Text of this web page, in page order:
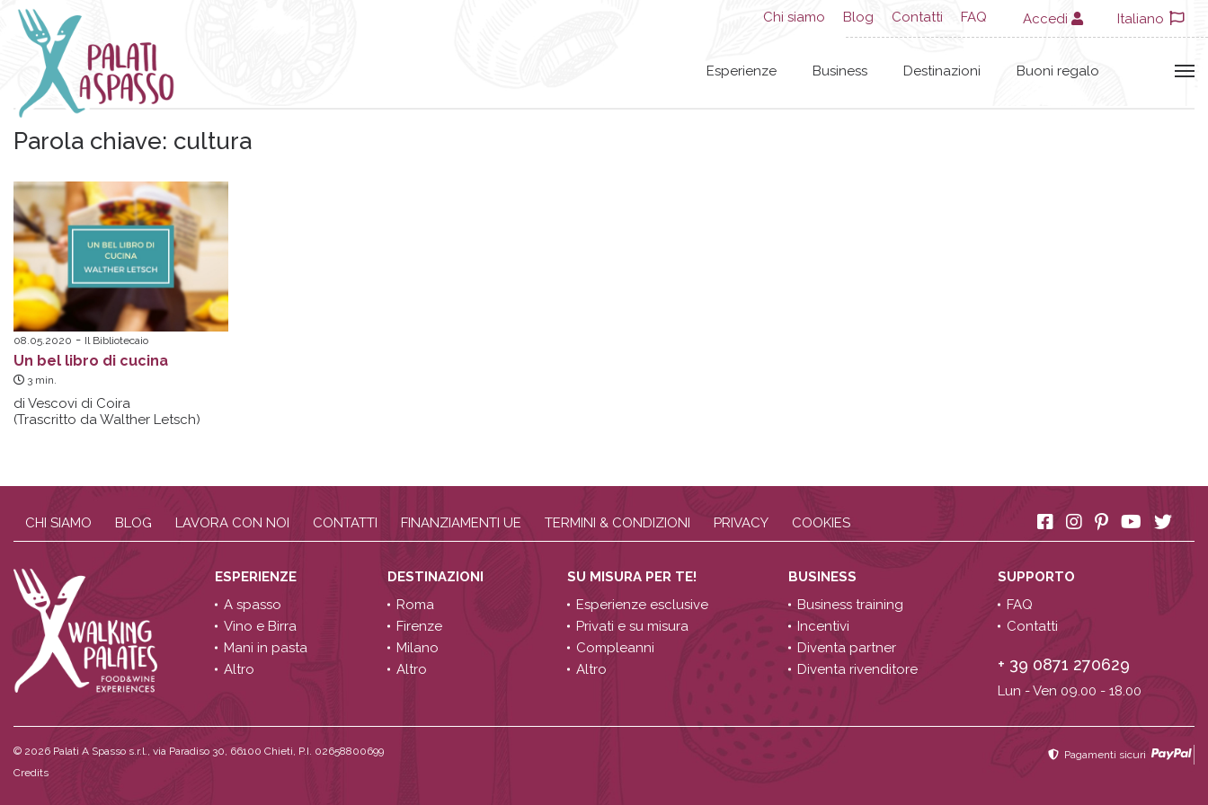
Chi siamo Blog Contatti FAQ Accedi Italiano
Esperienze Business Destinazioni Buoni regalo
Parola chiave: cultura
08.05.2020 Il Bibliotecaio
Un bel libro di cucina
3 min.
di Vescovi di Coira
(Trascritto da Walther Letsch)
CHI SIAMO BLOG LAVORA CON NOI CONTATTI FINANZIAMENTI UE TERMINI & CONDIZIONI PRIVACY COOKIES
ESPERIENZE
A spasso
Vino e Birra
Mani in pasta
Altro
DESTINAZIONI
Roma
Firenze
Milano
Altro
SU MISURA PER TE!
Esperienze esclusive
Privati e su misura
Compleanni
Altro
BUSINESS
Business training
Incentivi
Diventa partner
Diventa rivenditore
SUPPORTO
FAQ
Contatti
+ 39 0871 270629
Lun - Ven 09.00 - 18.00
© 2026 Palati A Spasso s.r.l., via Paradiso 30, 66100 Chieti, P.I. 02658800699
Credits
Pagamenti sicuri